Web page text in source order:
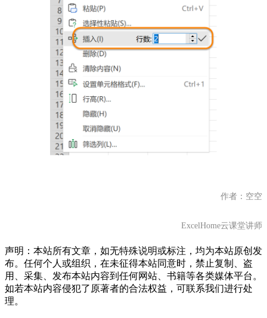
作者：空空
ExcelHome云课堂讲师
声明：本站所有文章，如无特殊说明或标注，均为本站原创发
布。任何个人或组织，在未征得本站同意时，禁止复制、盗
用、采集、发布本站内容到任何网站、书籍等各类媒体平台。
如若本站内容侵犯了原著者的合法权益，可联系我们进行处
理。